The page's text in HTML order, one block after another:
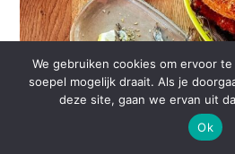
We gebruiken cookies om ervoor
soepel mogelijk draait. Als je
deze site, gaan we ervan uit
Ok